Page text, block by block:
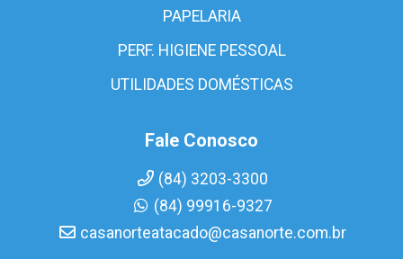
PAPELARIA
PERF. HIGIENE PESSOAL
UTILIDADES DOMÉSTICAS
Fale Conosco
(84) 3203-3300
(84) 99916-9327
casanorteatacado@casanorte.com.br